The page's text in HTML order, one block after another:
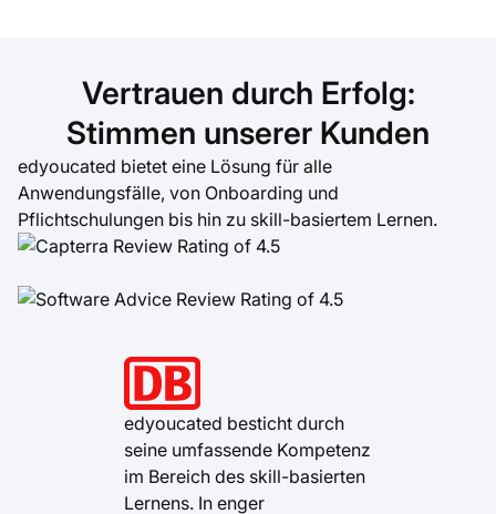
Vertrauen durch Erfolg:
Stimmen unserer Kunden
edyoucated bietet eine Lösung für alle
Anwendungsfälle, von Onboarding und
Pflichtschulungen bis hin zu skill-basiertem Lernen.
edyoucated besticht durch
seine umfassende Kompetenz
im Bereich des skill-basierten
Lernens. In enger